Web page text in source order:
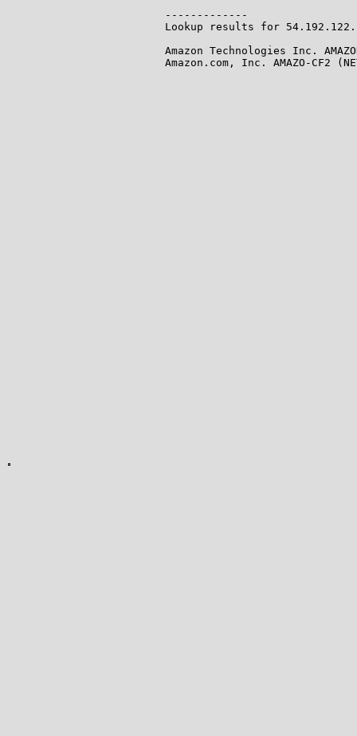
-------------
Lookup results for
Amazon Technologies Inc.
Amazon.com, Inc. AMAZO-CF2